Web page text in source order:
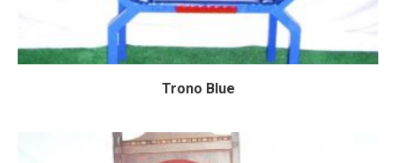
Trono Blue